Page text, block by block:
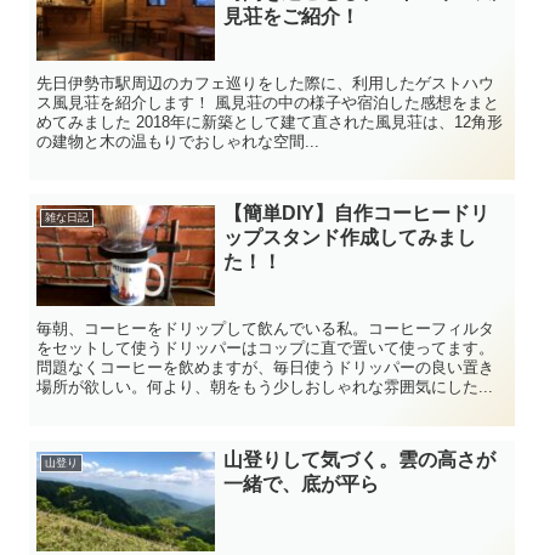
見荘をご紹介！
先日伊勢市駅周辺のカフェ巡りをした際に、利用したゲストハウ
ス風見荘を紹介します！ 風見荘の中の様子や宿泊した感想をまと
めてみました 2018年に新築として建て直された風見荘は、12角形
の建物と木の温もりでおしゃれな空間...
雑な日記
【簡単DIY】自作コーヒードリ
ップスタンド作成してみまし
た！！
毎朝、コーヒーをドリップして飲んでいる私。コーヒーフィルタ
をセットして使うドリッパーはコップに直で置いて使ってます。
問題なくコーヒーを飲めますが、毎日使うドリッパーの良い置き
場所が欲しい。何より、朝をもう少しおしゃれな雰囲気にした...
山登り
山登りして気づく。雲の高さが
一緒で、底が平ら